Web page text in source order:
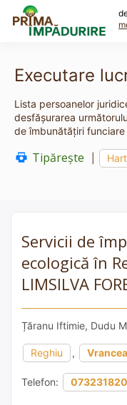
content
Executare
Lista persoanelor
desfășurarea
de îmbunătăţiri
Tipărește
Servicii de
ecologică în
LIMSILVA
Țăranu Iftimie, Dudu
Reghiu , Vrancea
Telefon: